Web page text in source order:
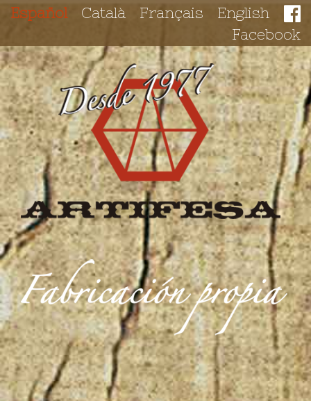
Español Català Français
English
Facebook